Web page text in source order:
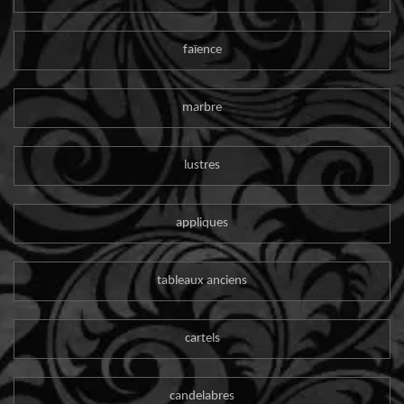
faïence
marbre
lustres
appliques
tableaux anciens
cartels
candelabres